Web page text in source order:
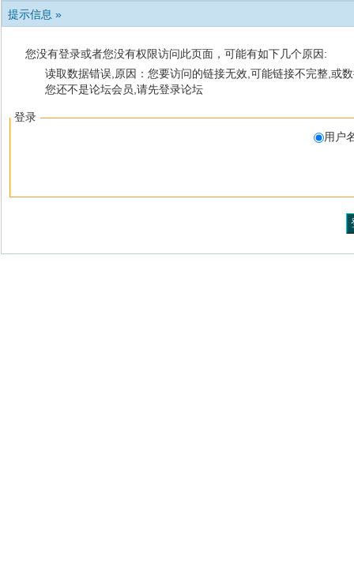
提示信息 »
您没有登录或者您没有权限访问此页面，可能有如下几个原因:
读取数据错误,原因：您要访问的链接无效,可能链接不完整,或
您还不是论坛会员,请先登录论坛
登录
用户